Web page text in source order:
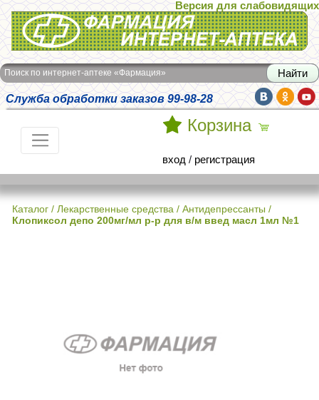
Интернет-аптека Фармация
Версия для слабовидящих
Поиск по интернет-аптеке «Фармация»
Служба обработки заказов 99-98-28
Корзина
вход / регистрация
Каталог / Лекарственные средства / Антидепрессанты /
Клопиксол депо 200мг/мл р-р для в/м введ масл 1мл №1